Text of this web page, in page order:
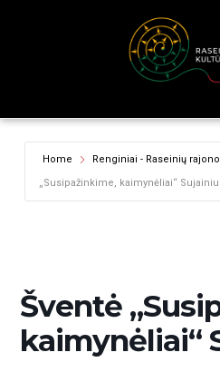
Home Renginiai - Raseinių
„Susipažinkime, kaimynėliai“
Šventė
kaimynėliai“